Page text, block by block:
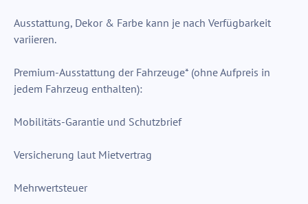
Ausstattung, Dekor & Farbe kann je nach Verfügbarkeit
variieren.
Premium-Ausstattung der Fahrzeuge* (ohne Aufpreis in
jedem Fahrzeug enthalten):​
Mobilitäts-Garantie und Schutzbrief
Versicherung laut Mietvertrag
Mehrwertsteuer